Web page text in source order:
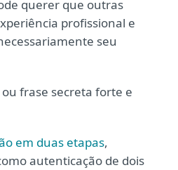
querer que outras
profissional e
seu
frase secreta forte e
em duas etapas,
autenticação de dois